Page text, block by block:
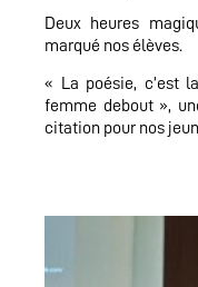
Deux heures
marqué nos élèves.
« La poésie, c’est
femme debout »,
citation pour nos